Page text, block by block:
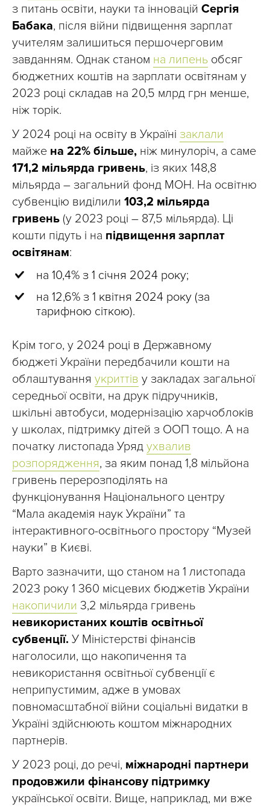
з питань освіти, науки та інновацій Сергія
Бабака, після війни підвищення зарплат
учителям залишиться першочерговим
завданням. Однак станом на липень обсяг
бюджетних коштів на зарплати освітянам у
2023 році складав на 20,5 млрд грн менше,
ніж торік.
У 2024 році на освіту в Україні заклали
майже на 22% більше, ніж минулоріч, а саме
171,2 мільярда гривень, із яких 148,8
мільярда – загальний фонд МОН. На освітню
субвенцію виділили 103,2 мільярда
гривень (у 2023 році – 87,5 мільярда). Ці
кошти підуть і на підвищення зарплат
освітянам:
на 10,4% з 1 січня 2024 року;
на 12,6% з 1 квітня 2024 року (за
тарифною сіткою).
Крім того, у 2024 році в Державному
бюджеті України передбачили кошти на
облаштування укриттів у закладах загальної
середньої освіти, на друк підручників,
шкільні автобуси, модернізацію харчоблоків
у школах, підтримку дітей з ООП тощо. А на
початку листопада Уряд ухвалив
розпорядження, за яким понад 1,8 мільйона
гривень перерозподілять на
функціонування Національного центру
“Мала академія наук України” та
інтерактивного-освітнього простору “Музей
науки” в Києві.
Варто зазначити, що станом на 1 листопада
2023 року 1 360 місцевих бюджетів України
накопичили 3,2 мільярда гривень
невикористаних коштів освітньої
субвенції. У Міністерстві фінансів
наголосили, що накопичення та
невикористання освітньої субвенції є
неприпустимим, адже в умовах
повномасштабної війни соціальні видатки в
Україні здійснюють коштом міжнародних
партнерів.
У 2023 році, до речі, міжнародні партнери
продовжили фінансову підтримку
української освіти. Вище, наприклад, ми вже